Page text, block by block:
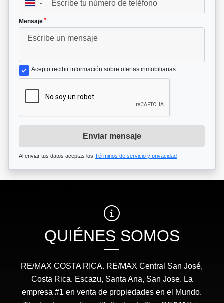
▼
Mensaje *
Acepto recibir información sobre ofertas inmobiliarias
Enviar mensaje
Al enviar tus datos aceptas los Términos de servicio y privacidad
QUIÉNES SOMOS
RE/MAX COSTA RICA. RE/MAX Central San José,
Costa Rica. Escazu, Santa Ana, San Jose. La
empresa #1 en venta de propiedades en el Mundo.